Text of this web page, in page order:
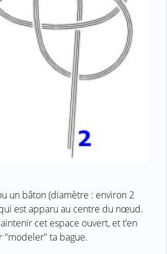
un bâton (diamètre : environ 2
est apparu au centre du nœud.
cet espace ouvert, et t’en
"modeler" ta bague.